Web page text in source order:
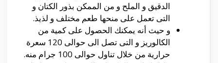
الدقيق و الملح و من الممكن بذور الكتان و
التى تعمل على منحها طعم مختلف و لذيذ.
و حيث أنه يمكنك الحصول على كمية من
الكالوريز و التى تصل الى حوالى 120 سعرة
حرارية من خلال تناول حوالى 100 جرام منه.